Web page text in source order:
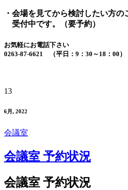
・会場を見てから検討したい方の
受付中です。（要予約）
お気軽にお電話下さい
0263-87-6621 （平日：9：30～18：00）
13
6月, 2022
会議室
会議室 予約状況
会議室 予約状況